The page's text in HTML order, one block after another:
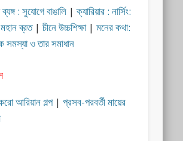
ব্যঙ্গ : সুযোগে বাঙালি |ক্যারিয়ার : নার্সিং:
ব্রত|চীনে উচ্চশিক্ষা|মনের কথা:
সমস্যা ও তার সমাধান
আরিয়ান গল্প|প্রসব-পরবর্তী মায়ের